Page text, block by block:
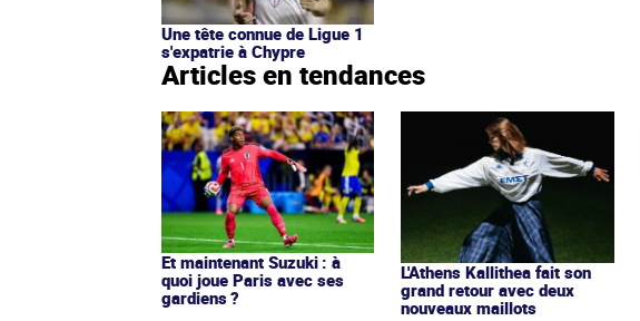
Une tête connue de Ligue 1
s'expatrie à Chypre
Articles en tendances
Et maintenant Suzuki : à
quoi joue Paris avec ses
gardiens ?
L'Athens Kallithea fait son
grand retour avec deux
nouveaux maillots